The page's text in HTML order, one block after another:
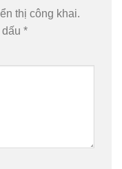
thị công khai.
*